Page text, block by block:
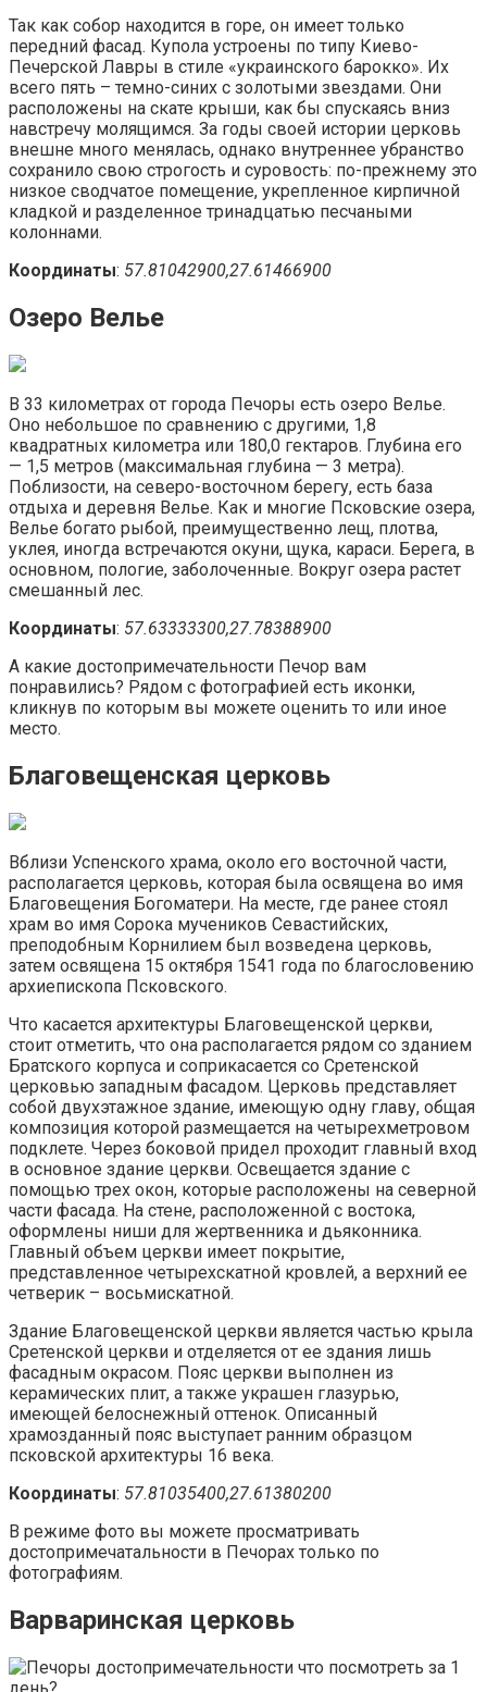
Так как собор находится в горе, он имеет только
передний фасад. Купола устроены по типу Киево-
Печерской Лавры в стиле «украинского барокко». Их
всего пять – темно-синих с золотыми звездами. Они
расположены на скате крыши, как бы спускаясь вниз
навстречу молящимся. За годы своей истории церковь
внешне много менялась, однако внутреннее убранство
сохранило свою строгость и суровость: по-прежнему это
низкое сводчатое помещение, укрепленное кирпичной
кладкой и разделенное тринадцатью песчаными
колоннами.
Координаты: 57.81042900,27.61466900
Озеро Велье
В 33 километрах от города Печоры есть озеро Велье.
Оно небольшое по сравнению с другими, 1,8
квадратных километра или 180,0 гектаров. Глубина его
— 1,5 метров (максимальная глубина — 3 метра).
Поблизости, на северо-восточном берегу, есть база
отдыха и деревня Велье. Как и многие Псковские озера,
Велье богато рыбой, преимущественно лещ, плотва,
уклея, иногда встречаются окуни, щука, караси. Берега, в
основном, пологие, заболоченные. Вокруг озера растет
смешанный лес.
Координаты: 57.63333300,27.78388900
А какие достопримечательности Печор вам
понравились? Рядом с фотографией есть иконки,
кликнув по которым вы можете оценить то или иное
место.
Благовещенская церковь
Вблизи Успенского храма, около его восточной части,
располагается церковь, которая была освящена во имя
Благовещения Богоматери. На месте, где ранее стоял
храм во имя Сорока мучеников Севастийских,
преподобным Корнилием был возведена церковь,
затем освящена 15 октября 1541 года по благословению
архиепископа Псковского.
Что касается архитектуры Благовещенской церкви,
стоит отметить, что она располагается рядом со зданием
Братского корпуса и соприкасается со Сретенской
церковью западным фасадом. Церковь представляет
собой двухэтажное здание, имеющую одну главу, общая
композиция которой размещается на четырехметровом
подклете. Через боковой придел проходит главный вход
в основное здание церкви. Освещается здание с
помощью трех окон, которые расположены на северной
части фасада. На стене, расположенной с востока,
оформлены ниши для жертвенника и дьяконника.
Главный объем церкви имеет покрытие,
представленное четырехскатной кровлей, а верхний ее
четверик – восьмискатной.
Здание Благовещенской церкви является частью крыла
Сретенской церкви и отделяется от ее здания лишь
фасадным окрасом. Пояс церкви выполнен из
керамических плит, а также украшен глазурью,
имеющей белоснежный оттенок. Описанный
храмозданный пояс выступает ранним образцом
псковской архитектуры 16 века.
Координаты: 57.81035400,27.61380200
В режиме фото вы можете просматривать
достопримечатальности в Печорах только по
фотографиям.
Варваринская церковь